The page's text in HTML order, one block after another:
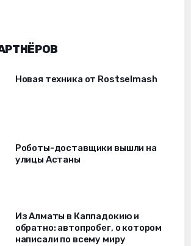
Новая техника от Rostselmash
Роботы-доставщики вышли на
улицы Астаны
Из Алматы в Каппадокию и
обратно: автопробег, о котором
написали по всему миру